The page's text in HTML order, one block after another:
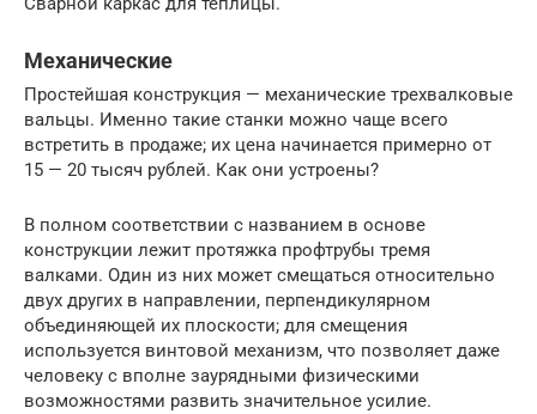
Механические
Простейшая конструкция — механические трехвалковые
вальцы. Именно такие станки можно чаще всего
встретить в продаже; их цена начинается примерно от
15 — 20 тысяч рублей. Как они устроены?
В полном соответствии с названием в основе
конструкции лежит протяжка профтрубы тремя
валками. Один из них может смещаться относительно
двух других в направлении, перпендикулярном
объединяющей их плоскости; для смещения
используется винтовой механизм, что позволяет даже
человеку с вполне заурядными физическими
возможностями развить значительное усилие.